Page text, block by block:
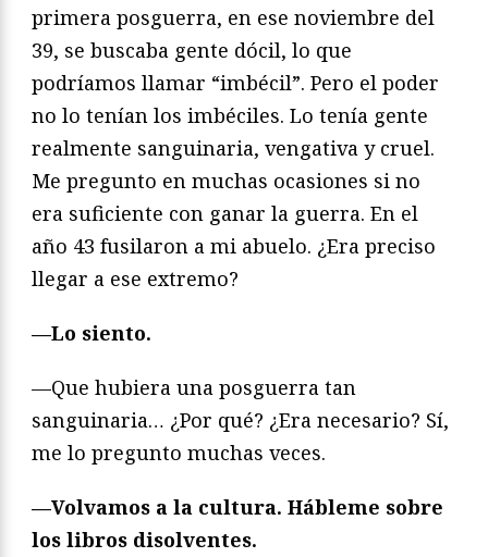
primera posguerra, en ese noviembre del
39, se buscaba gente dócil, lo que
podríamos llamar “imbécil”. Pero el poder
no lo tenían los imbéciles. Lo tenía gente
realmente sanguinaria, vengativa y cruel.
Me pregunto en muchas ocasiones si no
era suficiente con ganar la guerra. En el
año 43 fusilaron a mi abuelo. ¿Era preciso
llegar a ese extremo?
—Lo siento.
—Que hubiera una posguerra tan
sanguinaria… ¿Por qué? ¿Era necesario? Sí,
me lo pregunto muchas veces.
—Volvamos a la cultura. Hábleme sobre
los libros disolventes.